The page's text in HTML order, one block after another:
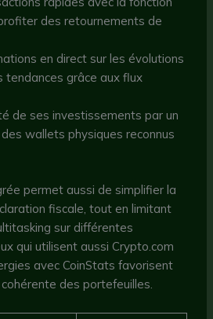
des retournements de
en direct sur les évolutions
tendances grâce aux flux
de ses investissements par un
wallets physiques reconnus
permet aussi de simplifier la
fiscale, tout en limitant
sur différentes
qui utilisent aussi Crypto.com
avec CoinStats favorisent
des portefeuilles.